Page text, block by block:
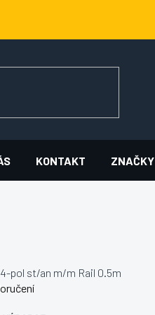
KONTAKT ZNAČKY
4-pol st/an m/m Rail 0.5m